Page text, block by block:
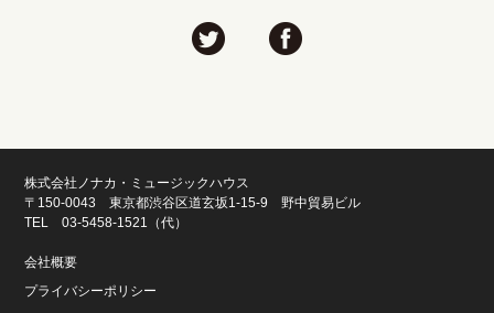
株式会社ノナカ・ミュージックハウス
〒150-0043 東京都渋谷区道玄坂1-15-9 野中貿易ビル
TEL 03-5458-1521（代）
会社概要
プライバシーポリシー